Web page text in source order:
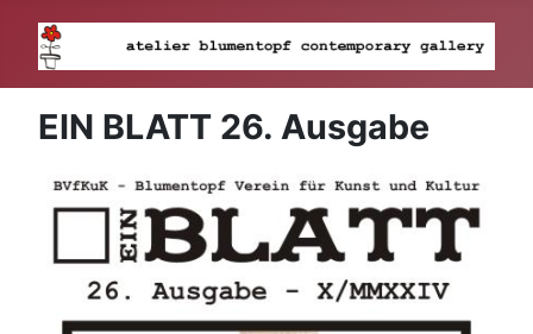
EIN BLATT 26. Ausgabe